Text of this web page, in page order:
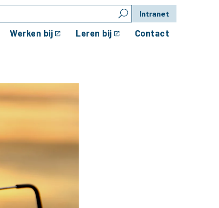
Intranet
Werken bij Leren bij Contact